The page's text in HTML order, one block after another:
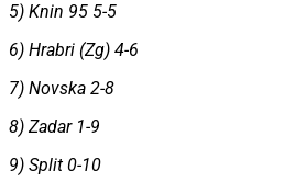
5) Knin 95 5-5
6) Hrabri (Zg) 4-6
7) Novska 2-8
8) Zadar 1-9
9) Split 0-10